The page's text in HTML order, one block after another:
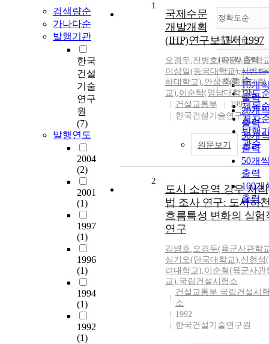
검색량순
가나다순
발행기관
한국
건설
기술
연구
원
(7)
발행연도
2004
(2)
2001
(1)
1997
(1)
1996
(1)
1994
(1)
1992
(1)
정확도순
정확
순
인기
순
연도
제목
저자
발행
관순
내림차순
내림
10개씩 출력
10개
출력
20개
출력
30개
출력
50개
출력
100개
출력
조회
1
국제수문
개발개획
(IHP)연구보고서 1997
오경두,전병호(육군사관학
이상일(동국대학교),서병하
하대학교),안상진(충북대학
교),이순탁(영남대학교)
건설교통부
1997
한국건설기술연구원
원문보기
2
도시 소유역 강우 처리
법 조사 연구: 도시하
흐름특성 변화의 실험
연구
김병호,오경두(육군사관학
심기오(단국대학교),신현석
려대학교),이순철(육군사관
교),국립건설시험소
건설교통부 국립건설시
소
1992
한국건설기술연구원